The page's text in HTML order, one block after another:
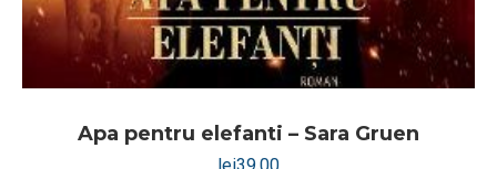
Apa pentru elefanti – Sara Gruen